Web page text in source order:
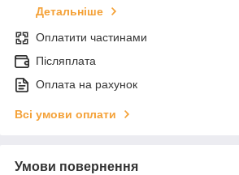
Детальніше
Оплатити частинами
Післяплата
Оплата на рахунок
Всі умови оплати
Умови повернення